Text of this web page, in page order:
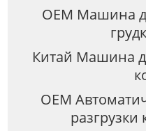
OEM Машина
Китай Машина
OEM
разгрузки